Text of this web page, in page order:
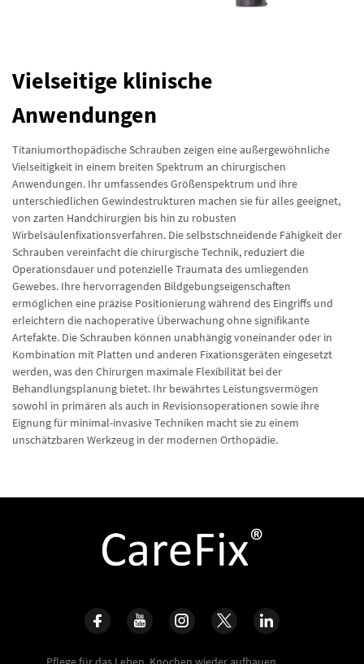
Vielseitige klinische
Anwendungen
Titaniumorthopädische Schrauben zeigen eine außergewöhnliche
Vielseitigkeit in einem breiten Spektrum an chirurgischen
Anwendungen. Ihr umfassendes Größenspektrum und ihre
unterschiedlichen Gewindestrukturen machen sie für alles geeignet,
von zarten Handchirurgien bis hin zu robusten
Wirbelsäulenfixationsverfahren. Die selbstschneidende Fähigkeit der
Schrauben vereinfacht die chirurgische Technik, reduziert die
Operationsdauer und potenzielle Traumata des umliegenden
Gewebes. Ihre hervorragenden Bildgebungseigenschaften
ermöglichen eine präzise Positionierung während des Eingriffs und
erleichtern die nachoperative Überwachung ohne signifikante
Artefakte. Die Schrauben können unabhängig voneinander oder in
Kombination mit Platten und anderen Fixationsgeräten eingesetzt
werden, was den Chirurgen maximale Flexibilität bei der
Behandlungsplanung bietet. Ihr bewährtes Leistungsvermögen
sowohl in primären als auch in Revisionsoperationen sowie ihre
Eignung für minimal-invasive Techniken macht sie zu einem
unschätzbaren Werkzeug in der modernen Orthopädie.